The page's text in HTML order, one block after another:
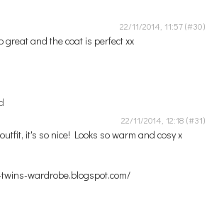
22/11/2014, 11:57
great and the coat is perfect xx
22/11/2014, 12:18
it's so nice! Looks so warm and cosy x
wardrobe.blogspot.com/